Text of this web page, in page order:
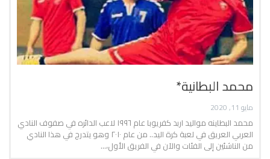
محمد البطانية*
مايو 11, 2020
محمد البطاينه مواليد اربد كفريوبا عام ١٩٩٦ لاعب الدائره في صفوف النادي
العربي العريق في لعبة كرة اليد.. من عام ٢٠١٠ وهو يتدرج في هذا النادي
من الناشئين إلى الفئات والآن في الفريق الأول،…